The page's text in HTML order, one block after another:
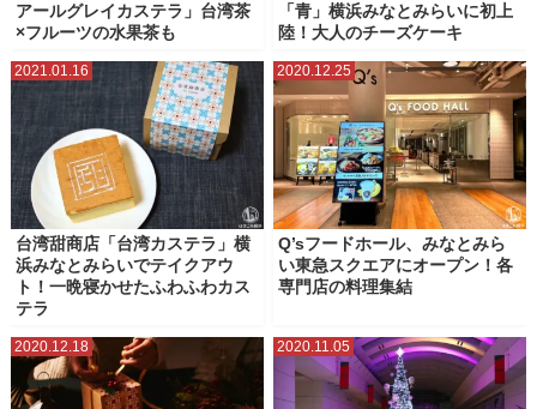
横浜ジョイナス 横浜シンフォステージ 横浜ティンバーワーフ
横浜ワールドポーターズ 横浜高島屋
ベーカリースクエア（横浜高島屋）
横濱ゲートタワー
アールグレイカステラ」台湾茶
×フルーツの水果茶も
「青」横浜みなとみらいに初上
陸！大人のチーズケーキ
2021.01.16
台湾甜商店「台湾カステラ」横
浜みなとみらいでテイクアウ
ト！一晩寝かせたふわふわカス
テラ
2020.12.25
Q’sフードホール、みなとみら
い東急スクエアにオープン！各
専門店の料理集結
2020.12.18 2020.11.05